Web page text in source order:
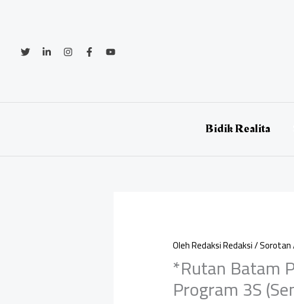
Bidik Realita
OlehRedaksi Redaksi/Sorotan
*Rutan Batam
Program 3S